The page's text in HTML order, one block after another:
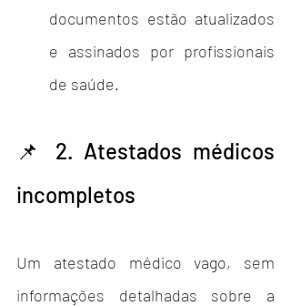
documentos estão atualizados
e assinados por profissionais
de saúde.
📌 2. Atestados médicos
incompletos
Um atestado médico vago, sem
informações detalhadas sobre a